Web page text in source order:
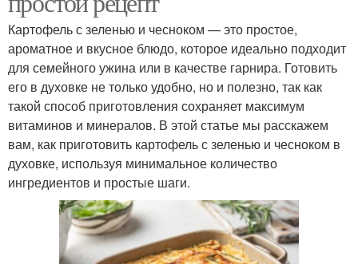
Картофель с зеленью и чесноком — это простое,
ароматное и вкусное блюдо, которое идеально подходит
для семейного ужина или в качестве гарнира. Готовить
его в духовке не только удобно, но и полезно, так как
такой способ приготовления сохраняет максимум
витаминов и минералов. В этой статье мы расскажем
вам, как приготовить картофель с зеленью и чесноком в
духовке, используя минимальное количество
ингредиентов и простые шаги.